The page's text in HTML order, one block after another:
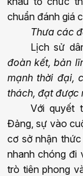
chuẩn đánh giá
Thưa các
Lịch sử
đoàn kết, bản
mạnh thời đại,
thách, đạt được
Với quyết
Đảng, sự vào
cơ sở nhận
nhanh chóng đi
trò tiên phong